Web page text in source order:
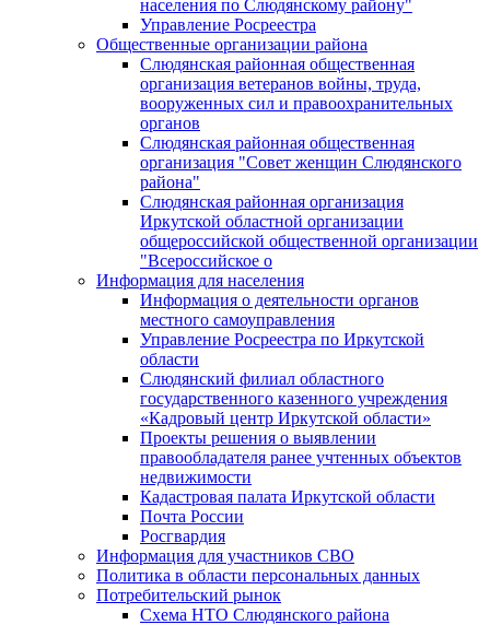
населения по Слюдянскому району"
Управление Росреестра
Общественные организации района
Слюдянская районная общественная
организация ветеранов войны, труда,
вооруженных сил и правоохранительных
органов
Слюдянская районная общественная
организация "Совет женщин Слюдянского
района"
Слюдянская районная организация
Иркутской областной организации
общероссийской общественной организации
"Всероссийское о
Информация для населения
Информация о деятельности органов
местного самоуправления
Управление Росреестра по Иркутской
области
Слюдянский филиал областного
государственного казенного учреждения
«Кадровый центр Иркутской области»
Проекты решения о выявлении
правообладателя ранее учтенных объектов
недвижимости
Кадастровая палата Иркутской области
Почта России
Росгвардия
Информация для участников СВО
Политика в области персональных данных
Потребительский рынок
Схема НТО Слюдянского района